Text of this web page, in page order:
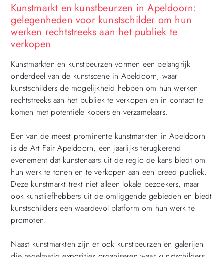
Kunstmarkt en kunstbeurzen in Apeldoorn:
gelegenheden voor kunstschilder om hun
werken rechtstreeks aan het publiek te
verkopen
Kunstmarkten en kunstbeurzen vormen een belangrijk
onderdeel van de kunstscene in Apeldoorn, waar
kunstschilders de mogelijkheid hebben om hun werken
rechtstreeks aan het publiek te verkopen en in contact te
komen met potentiële kopers en verzamelaars.
Een van de meest prominente kunstmarkten in Apeldoorn
is de Art Fair Apeldoorn, een jaarlijks terugkerend
evenement dat kunstenaars uit de regio de kans biedt om
hun werk te tonen en te verkopen aan een breed publiek.
Deze kunstmarkt trekt niet alleen lokale bezoekers, maar
ook kunstliefhebbers uit de omliggende gebieden en biedt
kunstschilders een waardevol platform om hun werk te
promoten.
Naast kunstmarkten zijn er ook kunstbeurzen en galerijen